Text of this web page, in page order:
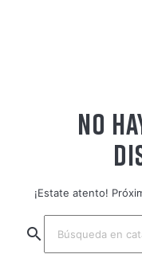
NO
¡Estate atento!
search